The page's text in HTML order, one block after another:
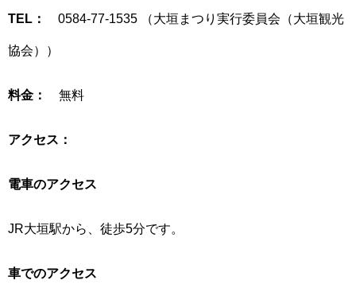
TEL： 0584-77-1535 （大垣まつり実行委員会（大垣観光
協会））
料金： 無料
アクセス：
電車のアクセス
JR大垣駅から、徒歩5分です。
車でのアクセス